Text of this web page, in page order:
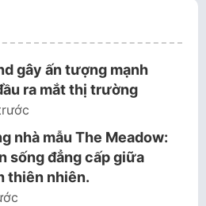
gây ấn tượng mạnh
ra mắt thị trường
nhà mẫu The Meadow:
sống đẳng cấp giữa
thiên nhiên.